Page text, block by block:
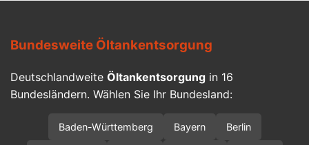
Bundesweite Öltankentsorgung
Deutschlandweite Öltankentsorgung in 16
Bundesländern. Wählen Sie Ihr Bundesland:
Baden-Württemberg Bayern Berlin